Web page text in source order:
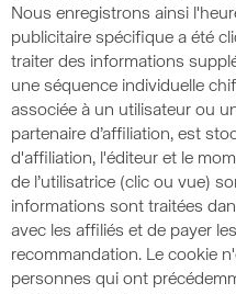
Nous enregistrons ainsi
publicitaire spécifique a été
traiter des informations
une séquence individuelle
associée à un utilisateur ou
partenaire d’affiliation, est
d'affiliation, l'éditeur et le
de l’utilisatrice (clic ou vue)
informations sont traitées
avec les affiliés et de payer
recommandation. Le cookie
personnes qui ont